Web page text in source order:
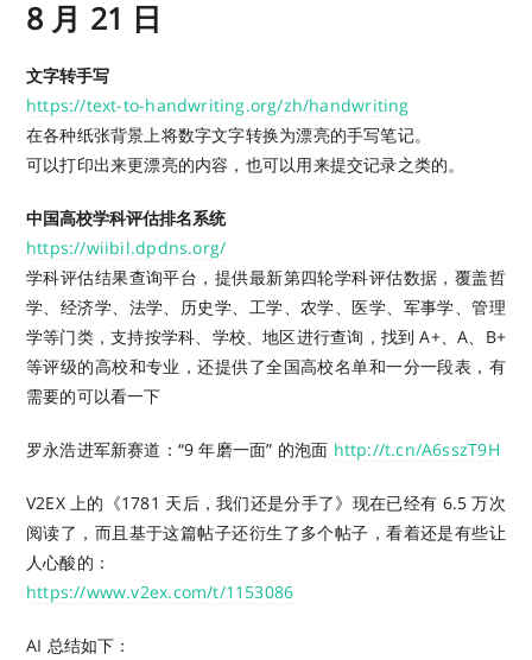
8 月 21 日
文字转手写
https://text-to-handwriting.org/zh/handwriting
在各种纸张背景上将数字文字转换为漂亮的手写笔记。
可以打印出来更漂亮的内容，也可以用来提交记录之类的。
中国高校学科评估排名系统
https://wiibil.dpdns.org/
学科评估结果查询平台，提供最新第四轮学科评估数据，覆盖哲
学、经济学、法学、历史学、工学、农学、医学、军事学、管理
学等门类，支持按学科、学校、地区进行查询，找到 A+、A、B+
等评级的高校和专业，还提供了全国高校名单和一分一段表，有
需要的可以看一下
罗永浩进军新赛道：“9 年磨一面” 的泡面 http://t.cn/A6sszT9H
V2EX 上的《1781 天后，我们还是分手了》现在已经有 6.5 万次
阅读了，而且基于这篇帖子还衍生了多个帖子，看着还是有些让
人心酸的：
https://www.v2ex.com/t/1153086
AI 总结如下：